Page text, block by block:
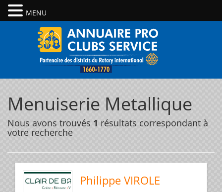
Menuiserie Metallique
Nous avons trouvés 1 résultats correspondant à
votre recherche
Philippe VIROLE
MENU